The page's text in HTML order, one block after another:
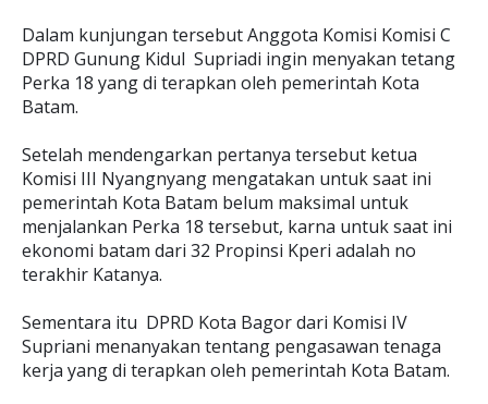
Dalam kunjungan tersebut Anggota Komisi Komisi C
DPRD Gunung Kidul Supriadi ingin menyakan tetang
Perka 18 yang di terapkan oleh pemerintah Kota
Batam.
Setelah mendengarkan pertanya tersebut ketua
Komisi III Nyangnyang mengatakan untuk saat ini
pemerintah Kota Batam belum maksimal untuk
menjalankan Perka 18 tersebut, karna untuk saat ini
ekonomi batam dari 32 Propinsi Kperi adalah no
terakhir Katanya.
Sementara itu DPRD Kota Bagor dari Komisi IV
Supriani menanyakan tentang pengasawan tenaga
kerja yang di terapkan oleh pemerintah Kota Batam.